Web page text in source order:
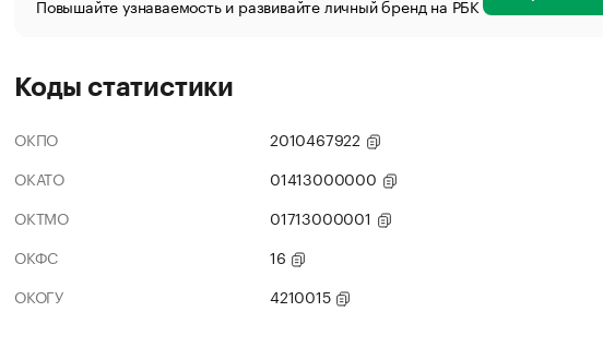
Повышайте узнаваемость и развивайте личный бренд на РБК
Коды статистики
ОКПО
2010467922
ОКАТО
01413000000
ОКТМО
01713000001
ОКФС
16
ОКОГУ
4210015